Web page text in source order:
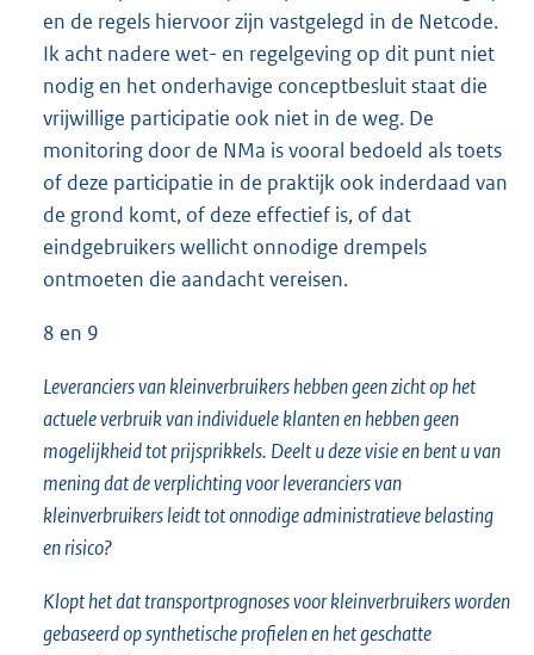
en de regels hiervoor zijn vastgelegd in de Netcode.
Ik acht nadere wet- en regelgeving op dit punt niet
nodig en het onderhavige conceptbesluit staat die
vrijwillige participatie ook niet in de weg. De
monitoring door de NMa is vooral bedoeld als toets
of deze participatie in de praktijk ook inderdaad van
de grond komt, of deze effectief is, of dat
eindgebruikers wellicht onnodige drempels
ontmoeten die aandacht vereisen.
8 en 9
Leveranciers van kleinverbruikers hebben geen zicht op het
actuele verbruik van individuele klanten en hebben geen
mogelijkheid tot prijsprikkels. Deelt u deze visie en bent u van
mening dat de verplichting voor leveranciers van
kleinverbruikers leidt tot onnodige administratieve belasting
en risico?
Klopt het dat transportprognoses voor kleinverbruikers worden
gebaseerd op synthetische profielen en het geschatte